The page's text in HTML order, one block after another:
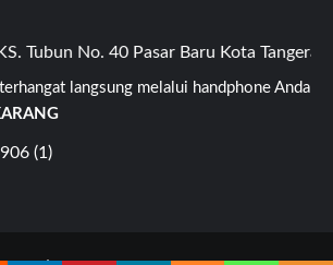
No. 40 Pasar Baru Kota Tangerang
langsung melalui handphone Anda